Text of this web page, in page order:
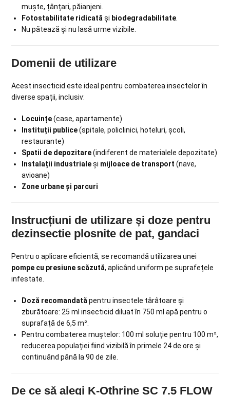
muște, țânțari, păianjeni.
Fotostabilitate ridicată și biodegradabilitate
Nu pătează și nu lasă urme vizibile.
Domenii de utilizare
Acest insecticid este ideal pentru combaterea insectelor în
diverse spații, inclusiv:
Locuințe(case, apartamente)
Instituții publice(spitale, policlinici, hoteluri, școli,
restaurante)
Spatii de depozitare(indiferent de materialele depozitate)
Instalații industrialeși mijloace de transport (nave,
avioane)
Zone urbane și parcuri
Instrucțiuni de utilizare și doze pentru
dezinsectie plosnite de pat, gandaci
Pentru o aplicare eficientă, se recomandă utilizarea unei
pompe cu presiune scăzută, aplicând uniform pe suprafețele
infestate.
Doză recomandată pentru insectele târâtoare și
zburătoare: 25 ml insecticid diluat în 750 ml apă pentru o
suprafață de 6,5 m².
Pentru combaterea muștelor: 100 ml soluție pentru 100 m²,
reducerea populației fiind vizibilă în primele 24 de ore și
continuând până la 90 de zile.
De ce să alegi K-Othrine SC 7.5 FLOW